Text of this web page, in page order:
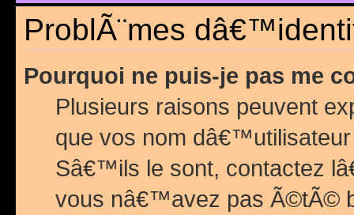
ProblÃ¨mes
Pourquoi ne puis-je pas me
Plusieurs raisons peuvent
que vos nom
Sâ€™ils le sont, contactez
vous nâ€™avez pas Ã©tÃ©